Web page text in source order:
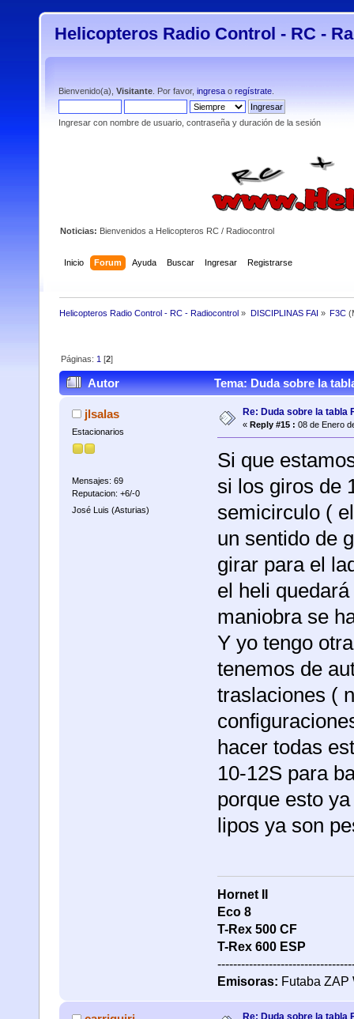
Helicopteros Radio Control - RC -
Bienvenido(a), Visitante . Por favor, ingresa o regístrate
Ingresar con nombre de usuario, contraseña y duración de la sesión
Noticias: Bienvenidos a Helicopteros RC / Radiocontrol
Inicio Forum Ayuda Buscar Ingresar Registrarse
Helicopteros Radio Control - RC - Radiocontrol » DISCIPLINAS FAI » F3C
Páginas: 1 [2]
Autor Tema: Duda sobre la
jlsalas
Estacionarios
Mensajes: 69
Reputacion: +6/-0
José Luis (Asturias)
Re: Duda sobre la tabla
« Reply #15 : 08 de Enero
Si que
si los giros de
semicirculo (
un sentido de
girar para el
el heli
maniobra se
Y yo tengo
tenemos de
traslaciones (
hacer todas
10-12S para
porque esto
lipos ya son
Hornet II
Eco 8
T-Rex 500 CF
T-Rex 600 ESP
Emisoras: Futaba ZAP
Re: Duda sobre la tabla